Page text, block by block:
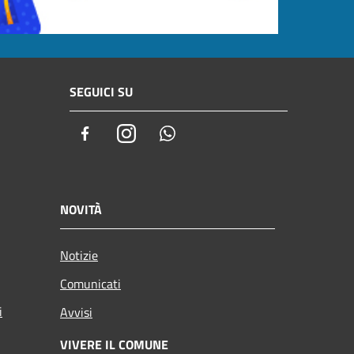
SEGUICI SU
FacebookInstagram
NOVITÀ
Notizie
Comunicati
Avvisi
VIVERE IL COMUNE